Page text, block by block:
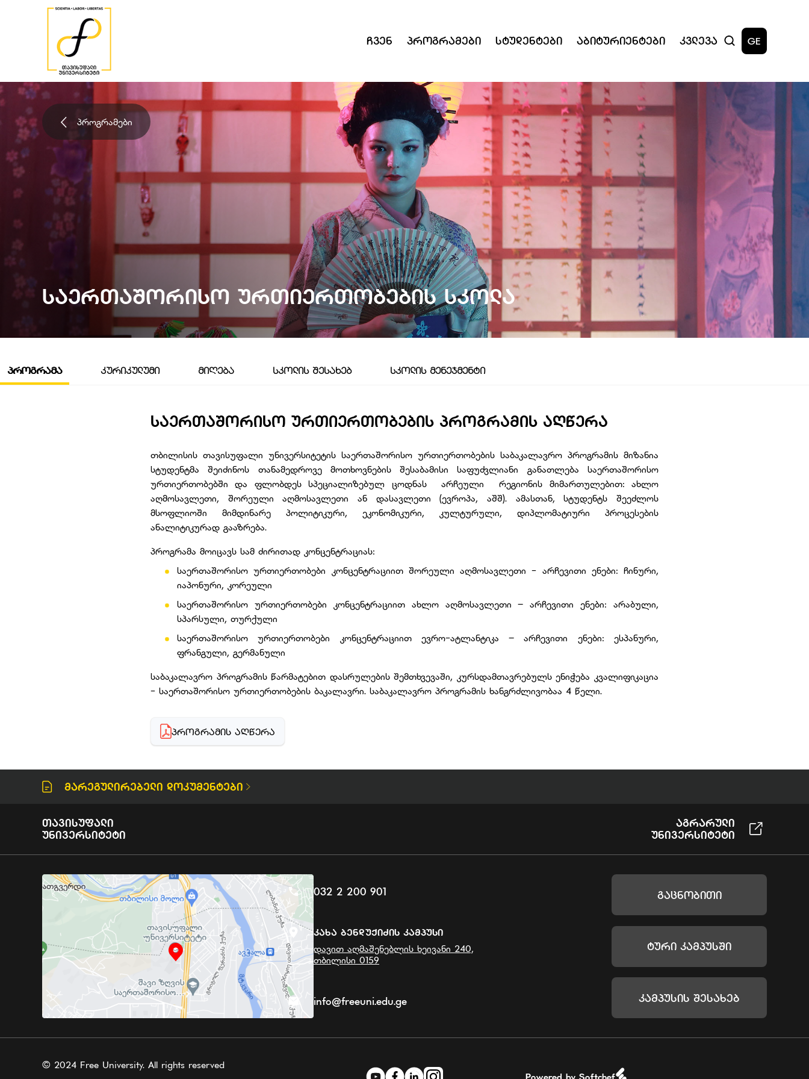
Ჩვენ Პროგრამები Სტუდენტები Აბიტურიენტები Კვლევა GE
პროგრამები
ᲡᲐᲔᲠᲗᲐᲨᲝᲠᲘᲡᲝ ᲣᲠᲗᲘᲔᲠᲗᲝᲑᲔᲑᲘᲡ ᲡᲙᲝᲚᲐ
ᲞᲠᲝᲒᲠᲐᲛᲐ ᲙᲣᲠᲘᲙᲣᲚᲣᲛᲘ ᲛᲘᲦᲔᲑᲐ ᲡᲙᲝᲚᲘᲡ ᲨᲔᲡᲐᲮᲔᲑ ᲡᲙᲝᲚᲘᲡ ᲛᲔᲜᲔᲯᲛᲔᲜᲢᲘ
ᲡᲐᲔᲠᲗᲐᲨᲝᲠᲘᲡᲝ ᲣᲠᲗᲘᲔᲠᲗᲝᲑᲔᲑᲘᲡ ᲞᲠᲝᲒᲠᲐᲛᲘᲡ ᲐᲦᲬᲔᲠᲐ
თბილისის თავისუფალი უნივერსიტეტის საერთაშორისო ურთიერთობების საბაკალავრო პროგრამის მიზანია
სტუდენტმა შეიძინოს თანამედროვე მოთხოვნების შესაბამისი საფუძვლიანი განათლება საერთაშორისო
ურთიერთობებში და ფლობდეს სპეციალიზებულ ცოდნას არჩეული რეგიონის მიმართულებით: ახლო
აღმოსავლეთი, შორეული აღმოსავლეთი ან დასავლეთი (ევროპა, აშშ). ამასთან, სტუდენტს შეეძლოს
მსოფლიოში მიმდინარე პოლიტიკური, ეკონომიკური, კულტურული, დიპლომატიური პროცესების
ანალიტიკურად გააზრება.
პროგრამა მოიცავს სამ ძირითად კონცენტრაციას:
საერთაშორისო ურთიერთობები კონცენტრაციით შორეული აღმოსავლეთი - არჩევითი ენები: ჩინური,
იაპონური, კორეული
საერთაშორისო ურთიერთობები კონცენტრაციით ახლო აღმოსავლეთი – არჩევითი ენები: არაბული,
სპარსული, თურქული
საერთაშორისო ურთიერთობები კონცენტრაციით ევრო-ატლანტიკა – არჩევითი ენები: ესპანური,
ფრანგული, გერმანული
საბაკალავრო პროგრამის წარმატებით დასრულების შემთხვევაში, კურსდამთავრებულს ენიჭება კვალიფიკაცია
- საერთაშორისო ურთიერთობების ბაკალავრი. საბაკალავრო პროგრამის ხანგრძლივობაა 4 წელი.
ᲞᲠᲝᲒᲠᲐᲛᲘᲡ ᲐᲦᲬᲔᲠᲐ
Მარეგულირებელი Დოკუმენტები
Თავისუფალი
Უნივერსიტეტი
Აგრარული
Უნივერსიტეტი
032 2 200 901
Კახა Ბენდუქიძის Კამპუსი
დავით აღმაშენებლის ხეივანი 240,
თბილისი 0159
info@freeuni.edu.ge
Გაცნობითი
Ტური Კამპუსში
Კამპუსის Შესახებ
© 2024 Free University. All rights reserved
Powered by Softchef